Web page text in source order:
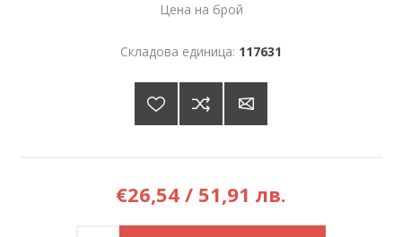
Цена на брой
Складова единица: 117631
€26,54 / 51,91 лв.